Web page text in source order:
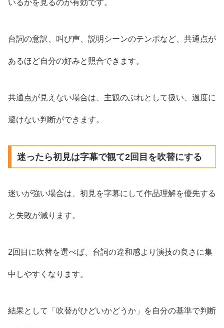
いるかを見るのが有効です。
台詞の意訳、叫び声、説明シーンのテンポなど、共通点が
あるほど自分の好みと照合できます。
共通点が見えない場合は、主観のぶれとして扱い、過度に
避けない判断ができます。
迷ったら初見は字幕で観て2回目を吹替にする
迷いが強い場合は、初見を字幕にして作品理解を優先する
と失敗が減ります。
2回目に吹替を選べば、台詞の違和感より演技の良さに集
中しやすくなります。
結果として「吹替がひどいかどうか」を自分の基準で判断